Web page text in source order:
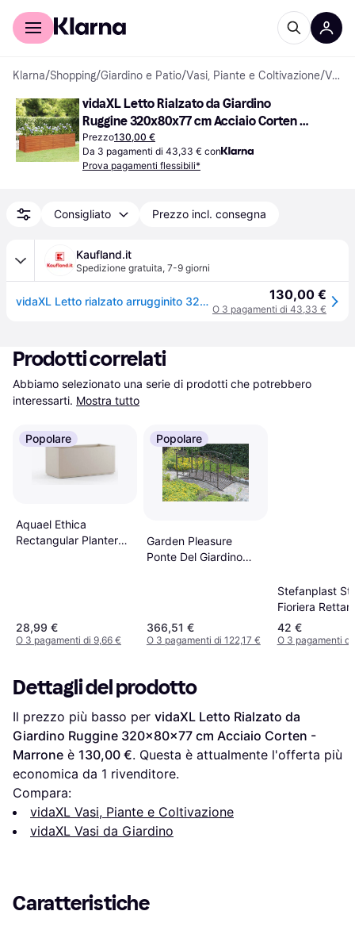
Per il tuo shopping
Klarna/Shopping/Giardino e Patio/Vasi, Piante e Coltivazione/ Vasi da Giardino
vidaXL Letto Rialzato da Giardino
Ruggine 320x80x77 cm Acciaio Corten -
Marrone
Prezzo130,00 €
Da 3 pagamenti di 43,33 € con
Prova pagamenti flessibili*
Consigliato Prezzo incl. consegna
Kaufland.it
Spedizione gratuita, 7-9 giorni
vidaXL Letto rialzato arrugginito 320x80x77 cm Acciaio corten 130,00 €
O 3 pagamenti di 43,33 €
Prodotti correlati
Abbiamo selezionato una serie di prodotti che potrebbero
interessarti. Mostra tutto
Popolare
Aquael Ethica
Rectangular Planter
28,99 €
O 3 pagamenti di 9,66 €
Popolare
Garden Pleasure
Ponte Del Giardino
366,51 €
O 3 pagamenti di 122,17 €
Stefanplast
Fioriera
Nero 80 cm
42 €
O 3 pagamenti
Dettagli del prodotto
Il prezzo più basso per vidaXL Letto Rialzato da
Giardino Ruggine 320x80x77 cm Acciaio Corten -
Marrone è 130,00 €. Questa è attualmente l'offerta più
economica da 1 rivenditore.
Compara:
vidaXL Vasi, Piante e Coltivazione
vidaXL Vasi da Giardino
Caratteristiche